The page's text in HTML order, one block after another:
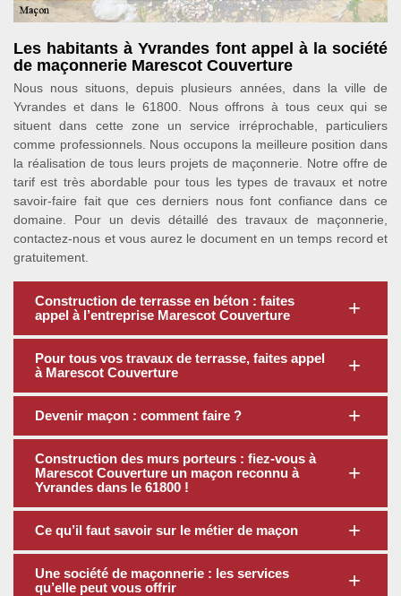
Les habitants à Yvrandes font appel à la société
de maçonnerie Marescot Couverture
Nous nous situons, depuis plusieurs années, dans la ville de
Yvrandes et dans le 61800. Nous offrons à tous ceux qui se
situent dans cette zone un service irréprochable, particuliers
comme professionnels. Nous occupons la meilleure position dans
la réalisation de tous leurs projets de maçonnerie. Notre offre de
tarif est très abordable pour tous les types de travaux et notre
savoir-faire fait que ces derniers nous font confiance dans ce
domaine. Pour un devis détaillé des travaux de maçonnerie,
contactez-nous et vous aurez le document en un temps record et
gratuitement.
Construction de terrasse en béton : faites
appel à l’entreprise Marescot Couverture
Pour tous vos travaux de terrasse, faites appel
à Marescot Couverture
Devenir maçon : comment faire ?
Construction des murs porteurs : fiez-vous à
Marescot Couverture un maçon reconnu à
Yvrandes dans le 61800 !
Ce qu’il faut savoir sur le métier de maçon
Une société de maçonnerie : les services
qu’elle peut vous offrir